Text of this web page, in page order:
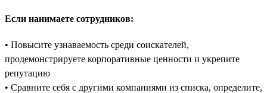
Если нанимаете сотрудников:
• Повысите узнаваемость среди соискателей,
продемонстрируете корпоративные ценности и укрепите
репутацию
• Сравните себя с другими компаниями из списка, определите,